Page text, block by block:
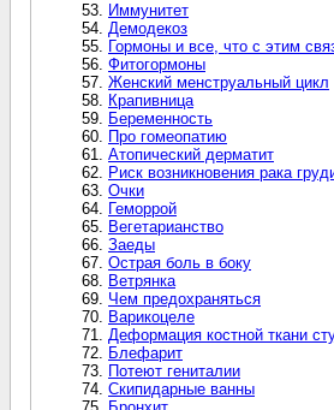
Иммунитет
Демодекоз
Гормоны и все, что с этим
Фитогормоны
Женский менструальный цикл
Крапивница
Беременность
Про гомеопатию
Атопический дерматит
Риск возникновения рака
Очки
Геморрой
Вегетарианство
Заеды
Острая боль в боку
Ветрянка
Чем предохраняться
Варикоцеле
Деформация костной ткани
Блефарит
Потеют гениталии
Скипидарные ванны